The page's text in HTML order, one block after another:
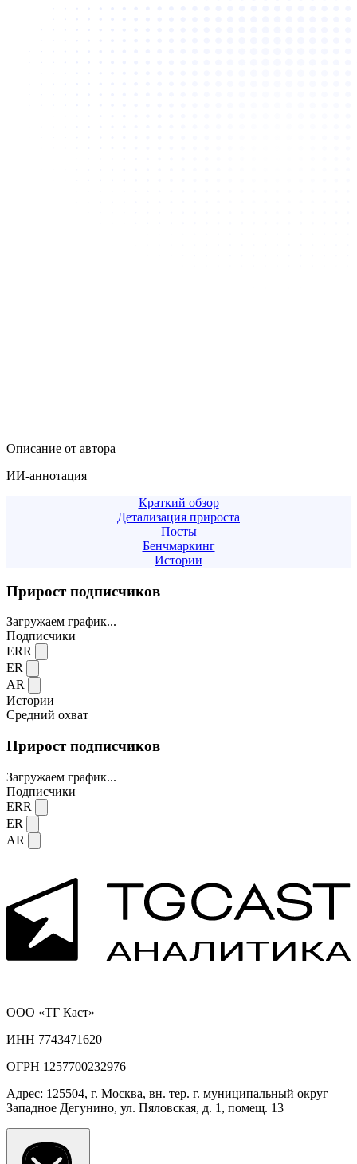
Описание от автора
ИИ-аннотация
Краткий обзор
Детализация прироста
Посты
Бенчмаркинг
Истории
Прирост подписчиков
Загружаем график...
Подписчики
ERR
ER
AR
Истории
Средний охват
Прирост подписчиков
Загружаем график...
Подписчики
ERR
ER
AR
ООО «ТГ Каст»
ИНН 7743471620
ОГРН 1257700232976
Адрес: 125504, г. Москва, вн. тер. г. муниципальный округ
Западное Дегунино, ул. Пяловская, д. 1, помещ. 13